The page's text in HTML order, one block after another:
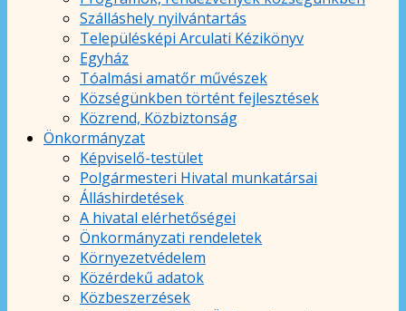
Szálláshely nyilvántartás
Településképi Arculati Kézikönyv
Egyház
Tóalmási amatőr művészek
Községünkben történt fejlesztések
Közrend, Közbiztonság
Önkormányzat
Képviselő-testület
Polgármesteri Hivatal munkatársai
Álláshirdetések
A hivatal elérhetőségei
Önkormányzati rendeletek
Környezetvédelem
Közérdekű adatok
Közbeszerzések